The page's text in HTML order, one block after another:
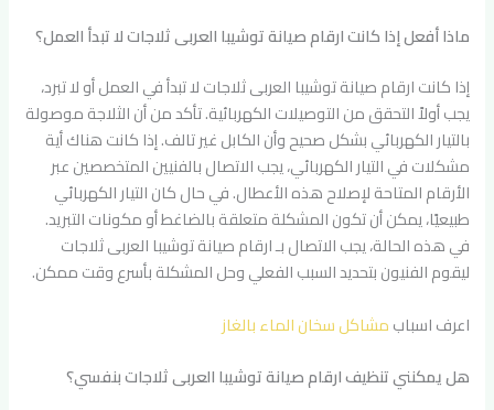
ماذا أفعل إذا كانت ارقام صيانة توشيبا العربى ثلاجات لا تبدأ العمل؟
إذا كانت ارقام صيانة توشيبا العربى ثلاجات لا تبدأ في العمل أو لا تبرد،
يجب أولاً التحقق من التوصيلات الكهربائية. تأكد من أن الثلاجة موصولة
بالتيار الكهربائي بشكل صحيح وأن الكابل غير تالف. إذا كانت هناك أية
مشكلات في التيار الكهربائي، يجب الاتصال بالفنيين المتخصصين عبر
الأرقام المتاحة لإصلاح هذه الأعطال. في حال كان التيار الكهربائي
طبيعيًا، يمكن أن تكون المشكلة متعلقة بالضاغط أو مكونات التبريد.
في هذه الحالة، يجب الاتصال بـ ارقام صيانة توشيبا العربى ثلاجات
ليقوم الفنيون بتحديد السبب الفعلي وحل المشكلة بأسرع وقت ممكن.
اعرف اسبابمشاكل سخان الماء بالغاز
هل يمكنني تنظيف ارقام صيانة توشيبا العربى ثلاجات بنفسي؟